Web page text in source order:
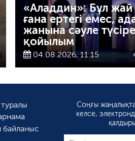
«Аладдин»: Бұл жай
ғана ертегі емес,
жанына сәуле
қойылым
04.08.2026, 11:15
туралы
байланыс
Соңғы
келсе,